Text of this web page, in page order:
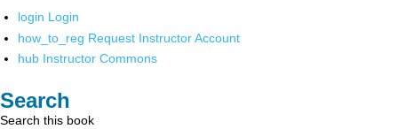
login Login
how_to_reg Request Instructor Account
hub Instructor Commons
Search
Search this book